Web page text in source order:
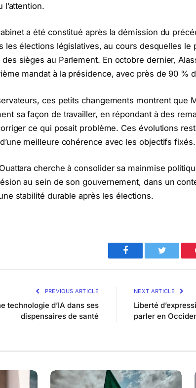
l’attention.
a été constitué après la démission du
les élections législatives, au cours desquelles le
sièges au Parlement. En octobre dernier,
mandat à la présidence, avec près de 90 %
ces petits changements montrent que
sa façon de travailler, en répondant à des
ce qui posait problème. Ces évolutions
meilleure cohérence avec les objectifs fixés.
cherche à consolider sa mainmise
au sein de son gouvernement, dans un
stabilité durable après les élections.
Facebook Twitter
PREVIOUS ARTICLE
technologie d’IA dans ses
dispensaires de santé
NEXT ARTICLE
Liberté
parler en